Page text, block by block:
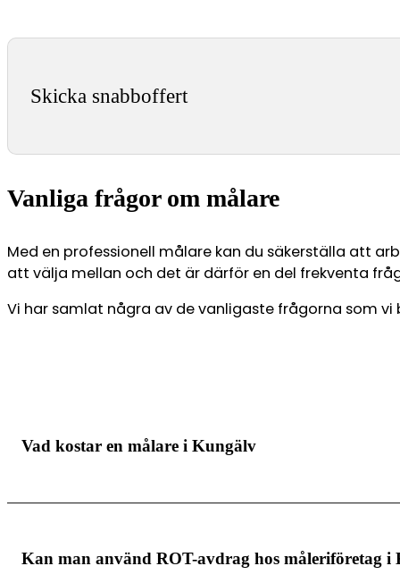
Skicka snabboffert
Vanliga frågor om målare
Med en professionell målare kan du säkerställa att
att välja mellan och det är därför en del frekventa
Vi har samlat några av de vanligaste frågorna som
Vad kostar en målare i Kungälv
Målare i Kungälv tar lite olika pris beroende på
du betalar för och det är viktigt att du anlitar en
Kan man använd ROT-avdrag hos måleriföretag i